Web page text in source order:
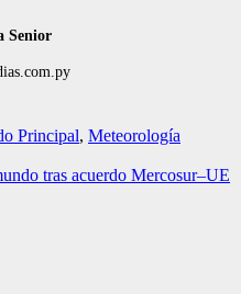
Senior
Principal, Meteorología
tras acuerdo Mercosur–UE